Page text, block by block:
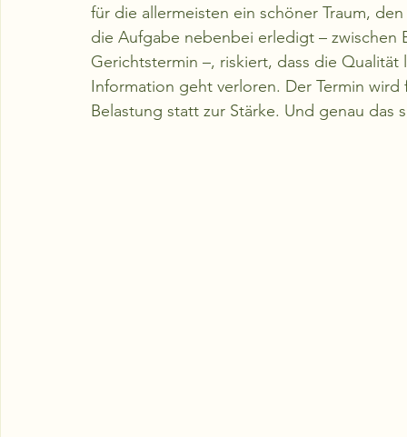
für die allermeisten ein schöner Traum,
die Aufgabe nebenbei erledigt –
Gerichtstermin –, riskiert, dass die
Information geht verloren. Der Termin
Belastung statt zur Stärke. Und genau das